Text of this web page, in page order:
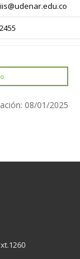
08/01/2025